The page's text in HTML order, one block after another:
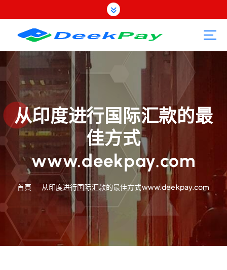
至
从印度进行国际汇款的最
佳方式
www.deekpay.com
首頁 从印度进行国际汇款的最佳方式www.deekpay.com